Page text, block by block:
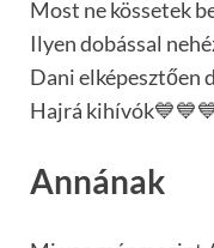
Most ne kössetek
Ilyen dobással
Dani elképesztően
Hajrá
Annának